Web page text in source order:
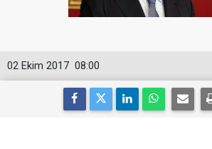
08:00
02 Ekim 2017